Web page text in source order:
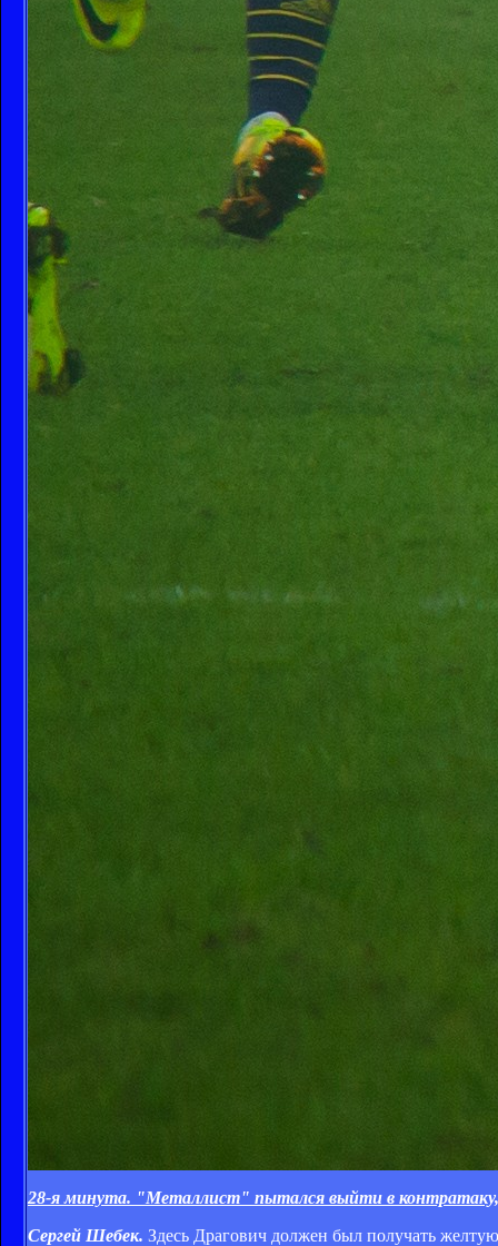
28-я минута. "Металлист" пытался выйти в контратаку,
Сергей Шебек. Здесь Драгович должен был получать